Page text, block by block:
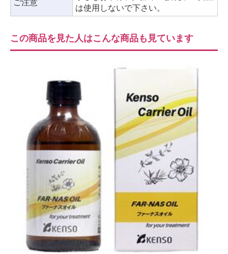
は使用しないで下さい。
この商品を見た人はこんな商品も見ています